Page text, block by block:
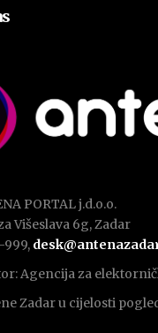
PORTAL j.d.o.o.
Višeslava 6g, Zadar
999,
Agencija za
Zadar u cijelosti